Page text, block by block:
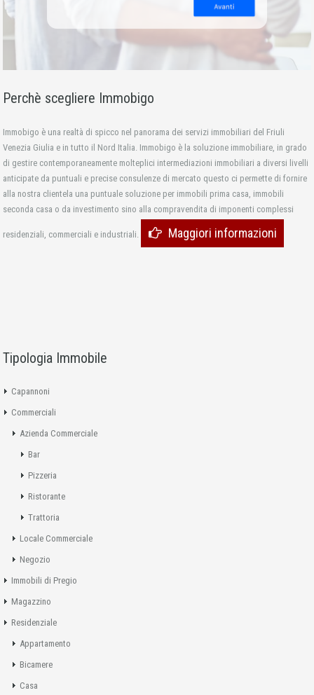
Perchè scegliere Immobigo
Immobigo è una realtà di spicco nel panorama dei servizi immobiliari del Friuli
Venezia Giulia e in tutto il Nord Italia. Immobigo è la soluzione immobiliare, in grado
di gestire contemporaneamente molteplici intermediazioni immobiliari a diversi livelli
anticipate da puntuali e precise consulenze di mercato questo ci permette di fornire
alla nostra clientela una puntuale soluzione per immobili prima casa, immobili
seconda casa o da investimento sino alla compravendita di imponenti complessi
residenziali, commerciali e industriali. Maggiori informazioni
Tipologia Immobile
Capannoni
Commerciali
Azienda Commerciale
Bar
Pizzeria
Ristorante
Trattoria
Locale Commerciale
Negozio
Immobili di Pregio
Magazzino
Residenziale
Appartamento
Bicamere
Casa